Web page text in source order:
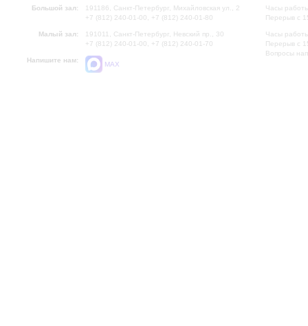
Большой зал:
191186, Санкт-Петербург, Михайловская ул., 2
+7 (812) 240-01-00, +7 (812) 240-01-80
Малый зал:
191011, Санкт-Петербург, Невский пр., 30
+7 (812) 240-01-00, +7 (812) 240-01-70
Напишите нам:
MAX
Часы
Перерыв с
Часы
Перерыв с
Вопросы